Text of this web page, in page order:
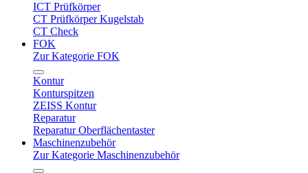
ICT Prüfkörper
CT Prüfkörper Kugelstab
CT Check
FOK
Zur Kategorie FOK
Kontur
Konturspitzen
ZEISS Kontur
Reparatur
Reparatur Oberflächentaster
Maschinenzubehör
Zur Kategorie Maschinenzubehör